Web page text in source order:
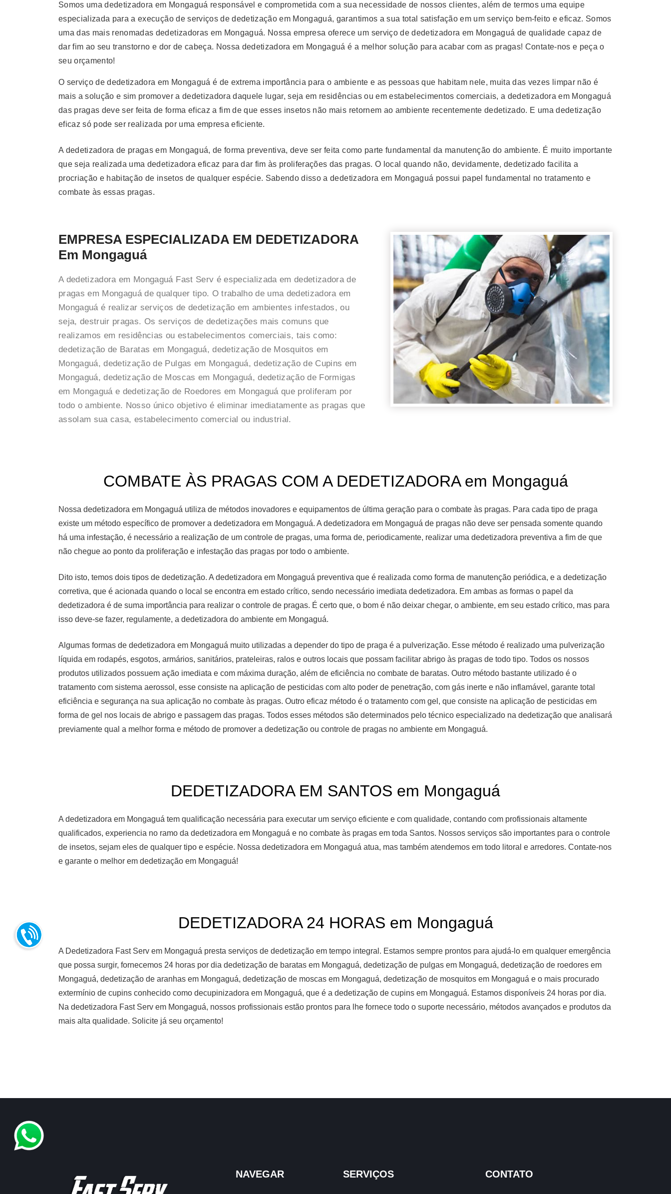
Somos uma dedetizadora em Mongaguá responsável e comprometida com a sua necessidade de nossos clientes, além de termos uma equipe
especializada para a execução de serviços de dedetização em Mongaguá, garantimos a sua total satisfação em um serviço bem-feito e eficaz. Somos
uma das mais renomadas dedetizadoras em Mongaguá. Nossa empresa oferece um serviço de dedetizadora em Mongaguá de qualidade capaz de
dar fim ao seu transtorno e dor de cabeça. Nossa dedetizadora em Mongaguá é a melhor solução para acabar com as pragas! Contate-nos e peça o
seu orçamento!
O serviço de dedetizadora em Mongaguá é de extrema importância para o ambiente e as pessoas que habitam nele, muita das vezes limpar não é
mais a solução e sim promover a dedetizadora daquele lugar, seja em residências ou em estabelecimentos comerciais, a dedetizadora em Mongaguá
das pragas deve ser feita de forma eficaz a fim de que esses insetos não mais retornem ao ambiente recentemente dedetizado. E uma dedetização
eficaz só pode ser realizada por uma empresa eficiente.
A dedetizadora de pragas em Mongaguá, de forma preventiva, deve ser feita como parte fundamental da manutenção do ambiente. É muito importante
que seja realizada uma dedetizadora eficaz para dar fim às proliferações das pragas. O local quando não, devidamente, dedetizado facilita a
procriação e habitação de insetos de qualquer espécie. Sabendo disso a dedetizadora em Mongaguá possui papel fundamental no tratamento e
combate às essas pragas.
EMPRESA ESPECIALIZADA EM DEDETIZADORA
Em Mongaguá
A dedetizadora em Mongaguá Fast Serv é especializada em dedetizadora de
pragas em Mongaguá de qualquer tipo. O trabalho de uma dedetizadora em
Mongaguá é realizar serviços de dedetização em ambientes infestados, ou
seja, destruir pragas. Os serviços de dedetizações mais comuns que
realizamos em residências ou estabelecimentos comerciais, tais como:
dedetização de Baratas em Mongaguá, dedetização de Mosquitos em
Mongaguá, dedetização de Pulgas em Mongaguá, dedetização de Cupins em
Mongaguá, dedetização de Moscas em Mongaguá, dedetização de Formigas
em Mongaguá e dedetização de Roedores em Mongaguá que proliferam por
todo o ambiente. Nosso único objetivo é eliminar imediatamente as pragas que
assolam sua casa, estabelecimento comercial ou industrial.
COMBATE ÀS PRAGAS COM A DEDETIZADORA em Mongaguá
Nossa dedetizadora em Mongaguá utiliza de métodos inovadores e equipamentos de última geração para o combate às pragas. Para cada tipo de praga
existe um método específico de promover a dedetizadora em Mongaguá. A dedetizadora em Mongaguá de pragas não deve ser pensada somente quando
há uma infestação, é necessário a realização de um controle de pragas, uma forma de, periodicamente, realizar uma dedetizadora preventiva a fim de que
não chegue ao ponto da proliferação e infestação das pragas por todo o ambiente.
Dito isto, temos dois tipos de dedetização. A dedetizadora em Mongaguá preventiva que é realizada como forma de manutenção periódica, e a dedetização
corretiva, que é acionada quando o local se encontra em estado crítico, sendo necessário imediata dedetizadora. Em ambas as formas o papel da
dedetizadora é de suma importância para realizar o controle de pragas. É certo que, o bom é não deixar chegar, o ambiente, em seu estado crítico, mas para
isso deve-se fazer, regulamente, a dedetizadora do ambiente em Mongaguá.
Algumas formas de dedetizadora em Mongaguá muito utilizadas a depender do tipo de praga é a pulverização. Esse método é realizado uma pulverização
líquida em rodapés, esgotos, armários, sanitários, prateleiras, ralos e outros locais que possam facilitar abrigo às pragas de todo tipo. Todos os nossos
produtos utilizados possuem ação imediata e com máxima duração, além de eficiência no combate de baratas. Outro método bastante utilizado é o
tratamento com sistema aerossol, esse consiste na aplicação de pesticidas com alto poder de penetração, com gás inerte e não inflamável, garante total
eficiência e segurança na sua aplicação no combate às pragas. Outro eficaz método é o tratamento com gel, que consiste na aplicação de pesticidas em
forma de gel nos locais de abrigo e passagem das pragas. Todos esses métodos são determinados pelo técnico especializado na dedetização que analisará
previamente qual a melhor forma e método de promover a dedetização ou controle de pragas no ambiente em Mongaguá.
DEDETIZADORA EM SANTOS em Mongaguá
A dedetizadora em Mongaguá tem qualificação necessária para executar um serviço eficiente e com qualidade, contando com profissionais altamente
qualificados, experiencia no ramo da dedetizadora em Mongaguá e no combate às pragas em toda Santos. Nossos serviços são importantes para o controle
de insetos, sejam eles de qualquer tipo e espécie. Nossa dedetizadora em Mongaguá atua, mas também atendemos em todo litoral e arredores. Contate-nos
e garante o melhor em dedetização em Mongaguá!
DEDETIZADORA 24 HORAS em Mongaguá
A Dedetizadora Fast Serv em Mongaguá presta serviços de dedetização em tempo integral. Estamos sempre prontos para ajudá-lo em qualquer emergência
que possa surgir, fornecemos 24 horas por dia dedetização de baratas em Mongaguá, dedetização de pulgas em Mongaguá, dedetização de roedores em
Mongaguá, dedetização de aranhas em Mongaguá, dedetização de moscas em Mongaguá, dedetização de mosquitos em Mongaguá e o mais procurado
extermínio de cupins conhecido como decupinizadora em Mongaguá, que é a dedetização de cupins em Mongaguá. Estamos disponíveis 24 horas por dia.
Na dedetizadora Fast Serv em Mongaguá, nossos profissionais estão prontos para lhe fornece todo o suporte necessário, métodos avançados e produtos da
mais alta qualidade. Solicite já seu orçamento!
NAVEGAR SERVIÇOS CONTATO